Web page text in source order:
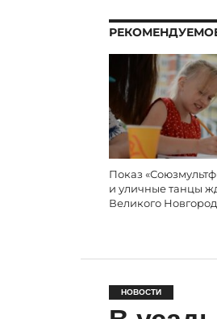
Показ
и уличные танцы
Великого
НОВОСТИ